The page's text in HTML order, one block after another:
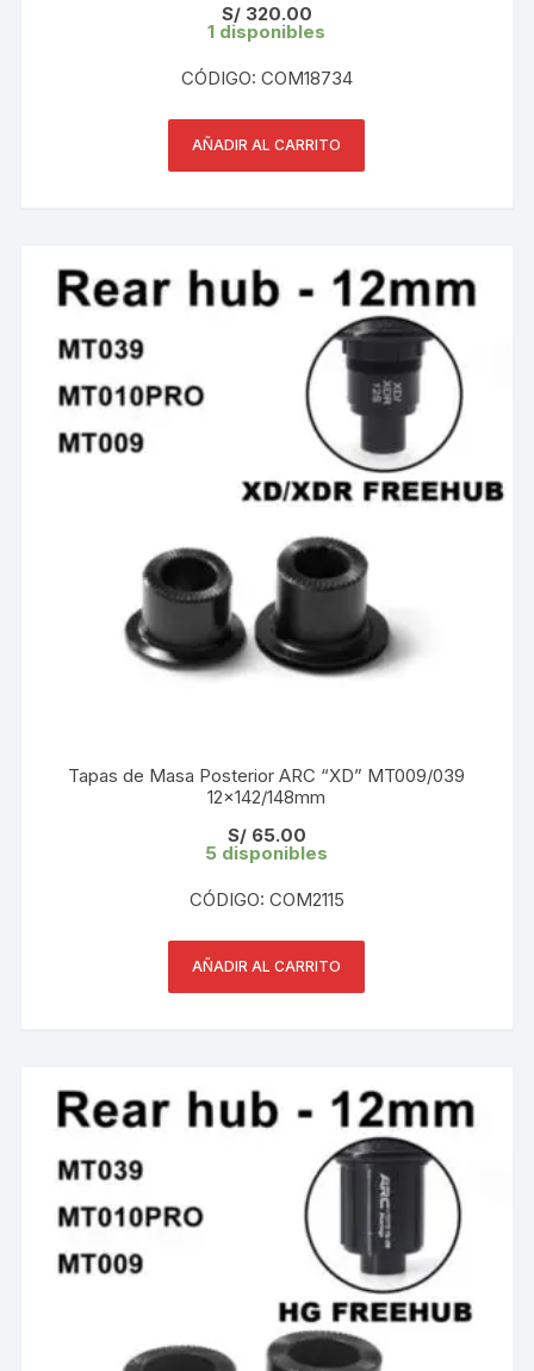
S/320.00
1 disponibles
CÓDIGO: COM18734
AÑADIR AL CARRITO
Tapas de Masa Posterior ARC “XD” MT009/039
12×142/148mm
S/65.00
5 disponibles
CÓDIGO: COM2115
AÑADIR AL CARRITO